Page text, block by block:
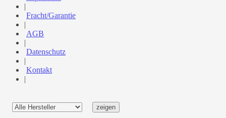
|
Fracht/Garantie
|
AGB
|
Datenschutz
|
Kontakt
|